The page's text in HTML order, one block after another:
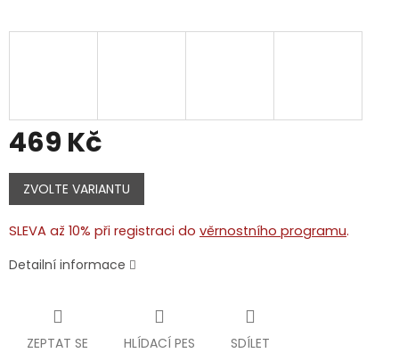
469 Kč
Měrná
cena:
ZVOLTE VARIANTU
SLEVA až 10% při registraci do věrnostního programu.
Detailní informace
ZEPTAT SE HLÍDACÍ PES SDÍLET